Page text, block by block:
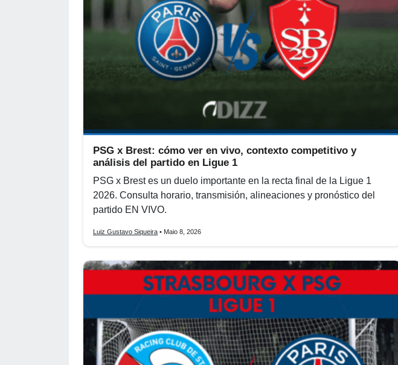
PSG x Brest: cómo ver en vivo, contexto competitivo y
análisis del partido en Ligue 1
PSG x Brest es un duelo importante en la recta final de la Ligue 1
2026. Consulta horario, transmisión, alineaciones y pronóstico del
partido EN VIVO.
Luiz Gustavo Siqueira • Maio 8, 2026